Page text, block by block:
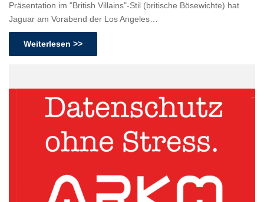
Präsentation im "British Villains"-Stil (britische Bösewichte) hat
Jaguar am Vorabend der Los Angeles…
Weiterlesen >>